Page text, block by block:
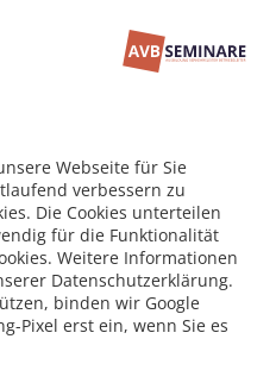
Webseite für Sie
verbessern zu
Die Cookies unterteilen
für die Funktionalität
Weitere Informationen
Datenschutzerklärung.
binden wir Google
Pixel erst ein, wenn Sie es
/